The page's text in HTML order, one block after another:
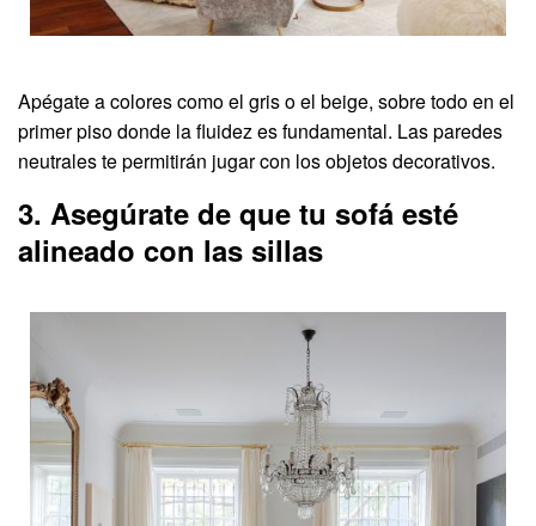
Apégate a colores como el gris o el beige, sobre todo en el
primer piso donde la fluidez es fundamental. Las paredes
neutrales te permitirán jugar con los objetos decorativos.
3. Asegúrate de que tu sofá esté
alineado con las sillas